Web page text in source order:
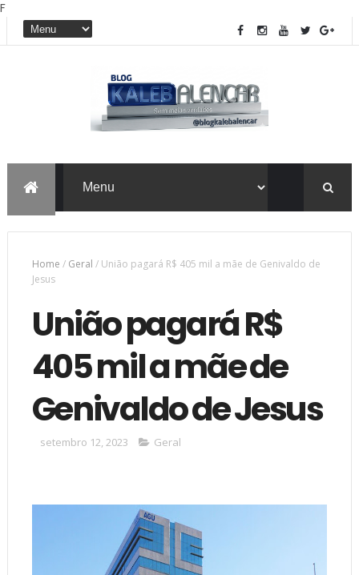
F
Home / Geral / União pagará R$ 405 mil a mãe de Genivaldo de
Jesus
União pagará R$
405 mil a mãe de
Genivaldo de Jesus
setembro 12, 2023 Geral